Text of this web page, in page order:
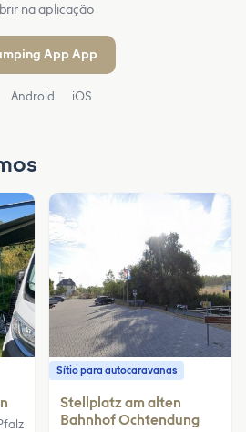
na aplicação
App App
Android iOS
Sítio para autocaravanas
Stellplatz am alten
Bahnhof Ochtendung